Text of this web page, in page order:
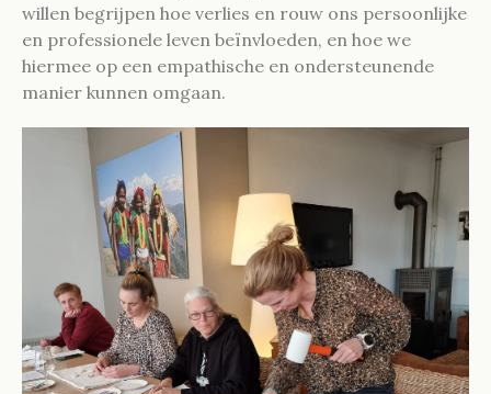
willen begrijpen hoe verlies en rouw ons persoonlijke
en professionele leven beïnvloeden, en hoe we
hiermee op een empathische en ondersteunende
manier kunnen omgaan.